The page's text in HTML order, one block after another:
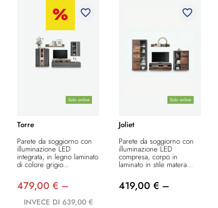
Solo online
favorite_border
Torre
Parete da soggiorno con
illuminazione LED
integrata, in legno laminato
di colore grigio...
479,00 € –
INVECE DI 639,00 €
Solo online
favorite_border
Joliet
Parete da soggiorno con
illuminazione LED
compresa, corpo in
laminato in stile matera...
419,00 € –